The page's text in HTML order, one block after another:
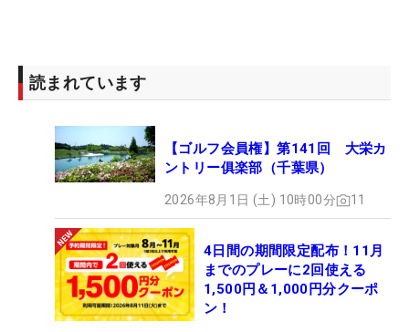
読まれています
【ゴルフ会員権】第141回 大栄カ
ントリー俱楽部（千葉県）
2026年8月1日 (土) 10時00分 11
4日間の期間限定配布！11月
までのプレーに2回使える
1,500円＆1,000円分クーポ
ン！